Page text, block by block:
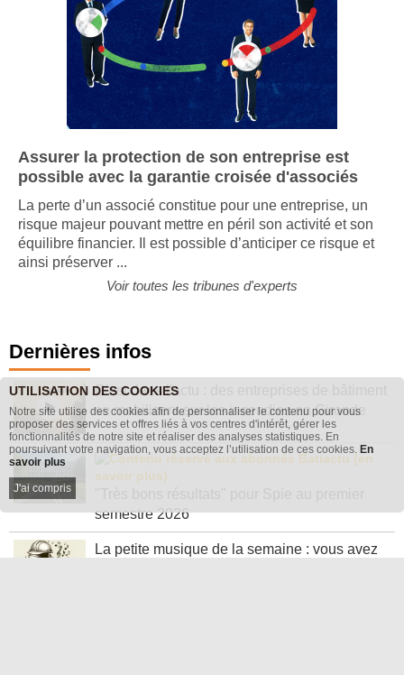
Assurer la protection de son entreprise est
possible avec la garantie croisée d'associés
La perte d’un associé constitue pour une entreprise, un
risque majeur pouvant mettre en péril son activité et son
équilibre financier. Il est possible d’anticiper ce risque et
Dernières infos
C'est dans l'actu : des entreprises de bâtiment
se mobilisent sur les incendies en Gironde
La petite musique de la semaine : vous avez
UTILISATION DES COOKIES
Notre site utilise des cookies afin de personnaliser le contenu pour vous
proposer des services et offres liés à vos centres d'intérêt, gérer les
fonctionnalités de notre site et réaliser des analyses statistiques. En
poursuivant votre navigation, vous acceptez l’utilisation de ces cookies. En
savoir plus
J'ai compris